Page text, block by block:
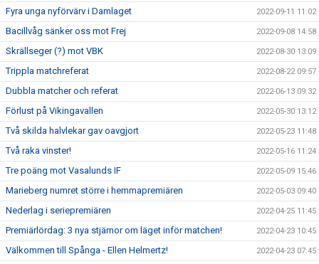
Fyra unga nyförvärv i Damlaget 2022-09-11 11:02
Bacillvåg sänker oss mot Frej 2022-09-08 14:58
Skrällseger (?) mot VBK 2022-08-30 13:09
Trippla matchreferat 2022-08-22 09:57
Dubbla matcher och referat 2022-06-13 09:32
Förlust på Vikingavallen 2022-05-30 13:12
Två skilda halvlekar gav oavgjort 2022-05-23 11:48
Två raka vinster! 2022-05-16 11:24
Tre poäng mot Vasalunds IF 2022-05-09 15:46
Marieberg numret större i hemmapremiären 2022-05-03 09:40
Nederlag i seriepremiären 2022-04-25 11:45
Premiärlördag: 3 nya stjärnor om läget inför matchen! 2022-04-23 10:45
Välkommen till Spånga - Ellen Helmertz! 2022-04-23 07:45